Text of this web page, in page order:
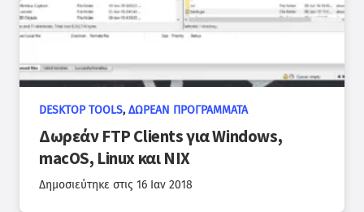
DESKTOP TOOLS,ΔΩΡΕΆΝ ΠΡΟΓΡΆΜΜΑΤΑ
Δωρεάν FTP Clients για Windows,
macOS, Linux και NIX
Δημοσιεύτηκε στις 16 Ιαν 2018